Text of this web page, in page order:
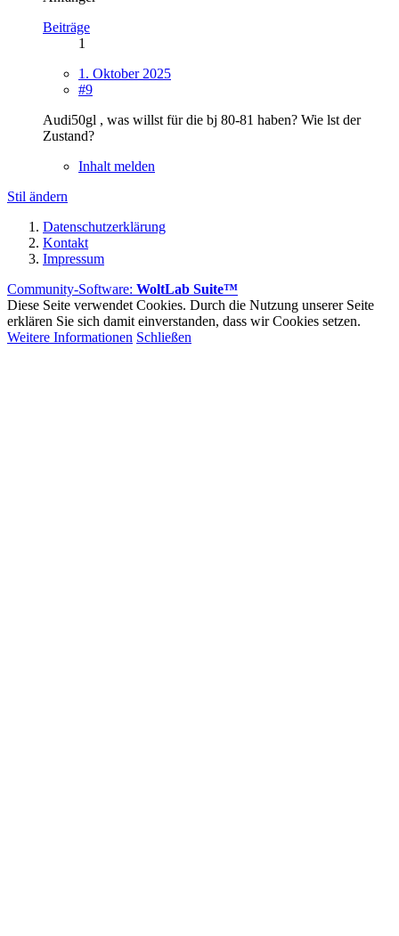
Beiträge
1
1. Oktober 2025
#9
Audi50gl , was willst für die bj 80-81 haben? Wie lst der
Zustand?
Inhalt melden
Stil ändern
Datenschutzerklärung
Kontakt
Impressum
Community-Software: WoltLab Suite™
Diese Seite verwendet Cookies. Durch die Nutzung unserer Seite
erklären Sie sich damit einverstanden, dass wir Cookies setzen.
Weitere Informationen Schließen